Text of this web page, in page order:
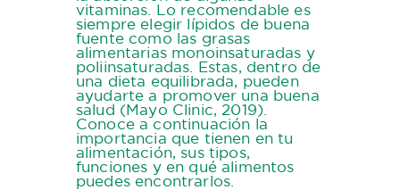
vitaminas. Lo recomendable es
siempre elegir lípidos de buena
fuente como las grasas
alimentarias monoinsaturadas y
poliinsaturadas. Estas, dentro de
una dieta equilibrada, pueden
ayudarte a promover una buena
salud (Mayo Clinic, 2019).
Conoce a continuación la
importancia que tienen en tu
alimentación, sus tipos,
funciones y en qué alimentos
puedes encontrarlos.